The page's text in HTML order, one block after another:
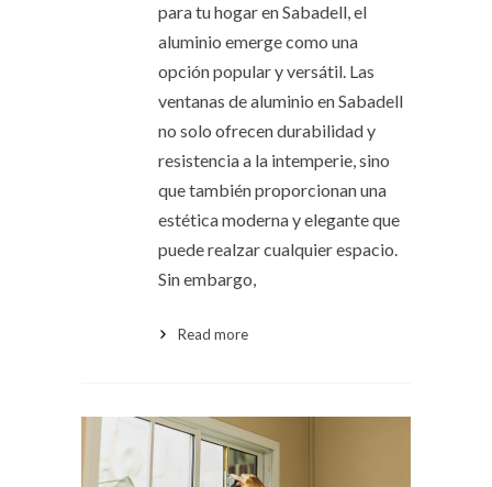
para tu hogar en Sabadell, el
aluminio emerge como una
opción popular y versátil. Las
ventanas de aluminio en Sabadell
no solo ofrecen durabilidad y
resistencia a la intemperie, sino
que también proporcionan una
estética moderna y elegante que
puede realzar cualquier espacio.
Sin embargo,
Read more